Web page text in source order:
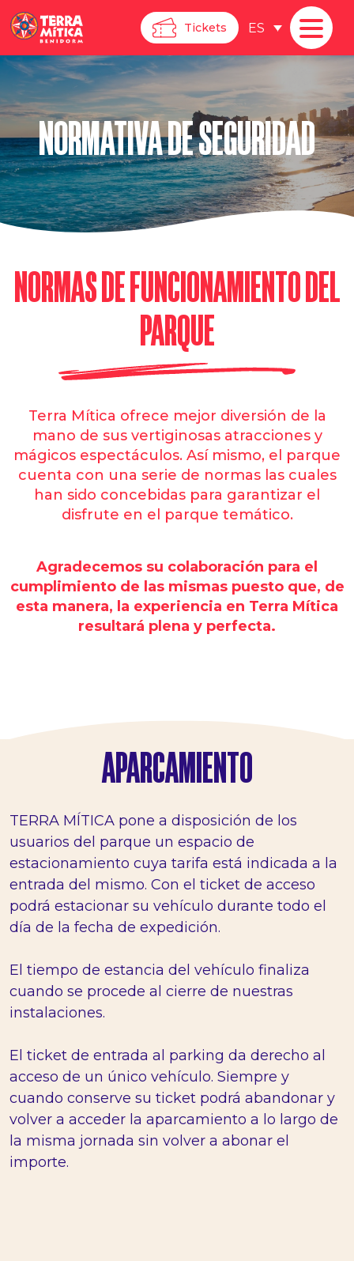
Tickets ES
NORMATIVA DE SEGURIDAD
NORMAS DE FUNCIONAMIENTO DEL
PARQUE
Terra Mítica ofrece mejor diversión de la
mano de sus vertiginosas atracciones y
mágicos espectáculos. Así mismo, el parque
cuenta con una serie de normas las cuales
han sido concebidas para garantizar el
disfrute en el parque temático.
Agradecemos su colaboración para el
cumplimiento de las mismas puesto que, de
esta manera, la experiencia en Terra Mítica
resultará plena y perfecta.
APARCAMIENTO
TERRA MÍTICA pone a disposición de los
usuarios del parque un espacio de
estacionamiento cuya tarifa está indicada a la
entrada del mismo. Con el ticket de acceso
podrá estacionar su vehículo durante todo el
día de la fecha de expedición.
El tiempo de estancia del vehículo finaliza
cuando se procede al cierre de nuestras
instalaciones.
El ticket de entrada al parking da derecho al
acceso de un único vehículo. Siempre y
cuando conserve su ticket podrá abandonar y
volver a acceder la aparcamiento a lo largo de
la misma jornada sin volver a abonar el
importe.